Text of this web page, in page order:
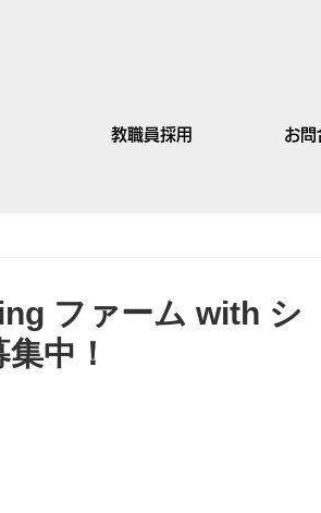
教職員採用 お問
ファーム with シ
中！